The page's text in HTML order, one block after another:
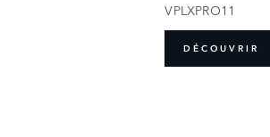
VPLXPRO11
DÉCOUVRIR